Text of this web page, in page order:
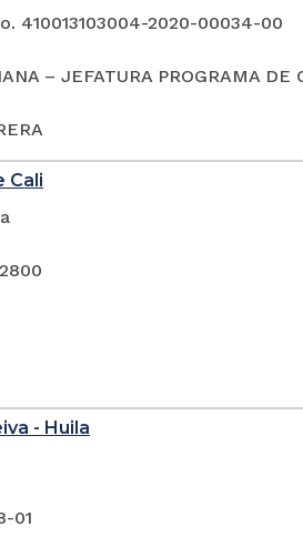
410013103004-2020-00034-00
– JEFATURA PROGRAMA DE
Cali
- Huila
01